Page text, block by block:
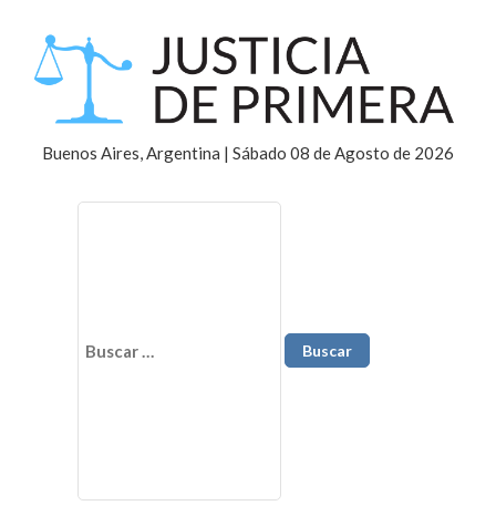
Buenos Aires, Argentina | Sábado 08 de Agosto de 2026